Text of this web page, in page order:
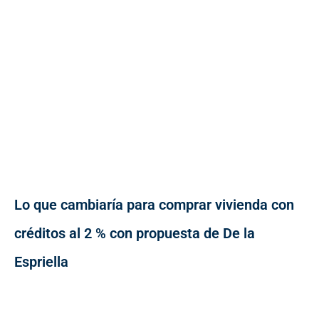
Lo que cambiaría para comprar vivienda con
créditos al 2 % con propuesta de De la
Espriella